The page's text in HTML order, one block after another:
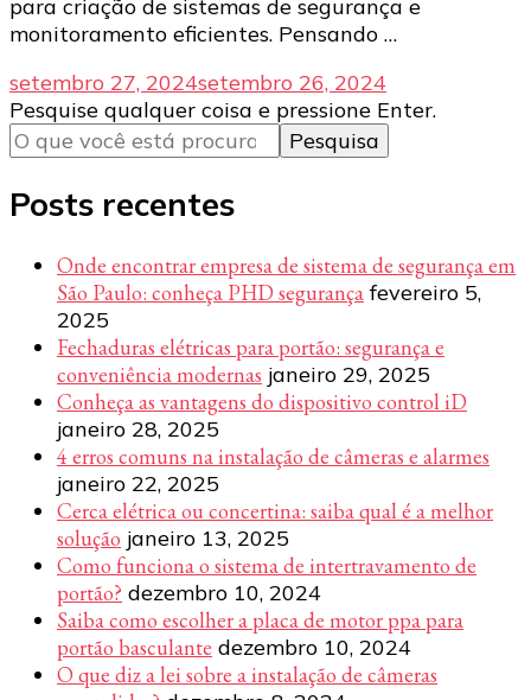
para criação de sistemas de segurança e
monitoramento eficientes. Pensando …
setembro 27, 2024setembro 26, 2024
Procurando
algo?
Pesquise qualquer coisa e pressione Enter.
Posts recentes
Onde encontrar empresa de sistema de segurança em
São Paulo: conheça PHD segurança fevereiro 5,
2025
Fechaduras elétricas para portão: segurança e
conveniência modernas janeiro 29, 2025
Conheça as vantagens do dispositivo control iD
janeiro 28, 2025
4 erros comuns na instalação de câmeras e alarmes
janeiro 22, 2025
Cerca elétrica ou concertina: saiba qual é a melhor
solução janeiro 13, 2025
Como funciona o sistema de intertravamento de
portão? dezembro 10, 2024
Saiba como escolher a placa de motor ppa para
portão basculante dezembro 10, 2024
O que diz a lei sobre a instalação de câmeras